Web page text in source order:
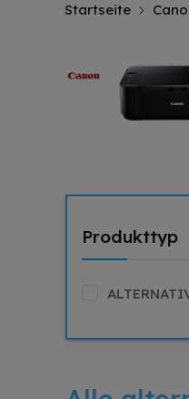
Startseite
Produkttyp